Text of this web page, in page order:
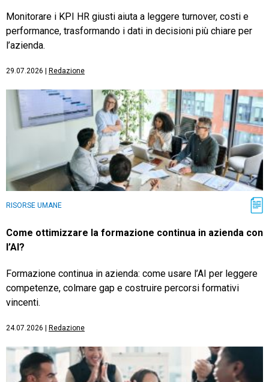
Monitorare i KPI HR giusti aiuta a leggere turnover, costi e
performance, trasformando i dati in decisioni più chiare per
l’azienda.
29.07.2026 Redazione
RISORSE UMANE
Come ottimizzare la formazione continua in azienda con
l’AI?
Formazione continua in azienda: come usare l’AI per leggere
competenze, colmare gap e costruire percorsi formativi
vincenti.
24.07.2026 Redazione